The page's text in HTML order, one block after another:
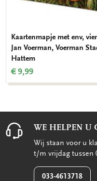
Kaartenmapje met env,
Jan Voerman, Voerman
Hattem
€ 9,99
WE HELPEN U
Wij staan voor u
t/m vrijdag tussen
033-4613718